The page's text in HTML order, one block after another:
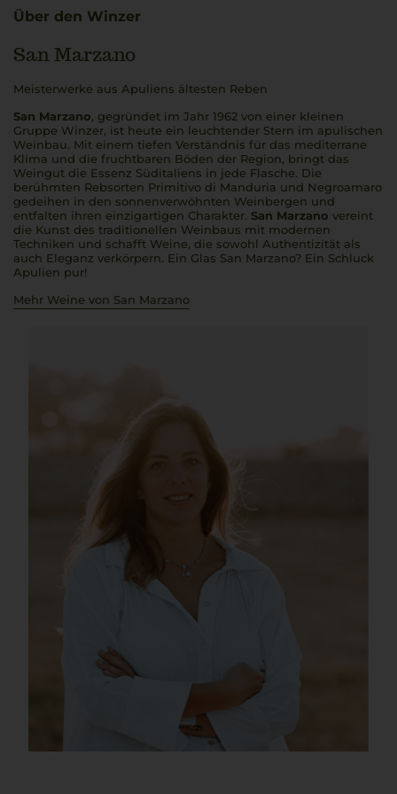
Über den Winzer
San Marzano
Meisterwerke aus Apuliens ältesten Reben
San Marzano, gegründet im Jahr 1962 von einer kleinen
Gruppe Winzer, ist heute ein leuchtender Stern im apulischen
Weinbau. Mit einem tiefen Verständnis für das mediterrane
Klima und die fruchtbaren Böden der Region, bringt das
Weingut die Essenz Süditaliens in jede Flasche. Die
berühmten Rebsorten Primitivo di Manduria und Negroamaro
gedeihen in den sonnenverwöhnten Weinbergen und
entfalten ihren einzigartigen Charakter. San Marzano vereint
die Kunst des traditionellen Weinbaus mit modernen
Techniken und schafft Weine, die sowohl Authentizität als
auch Eleganz verkörpern. Ein Glas San Marzano? Ein Schluck
Apulien pur!
Mehr Weine von San Marzano